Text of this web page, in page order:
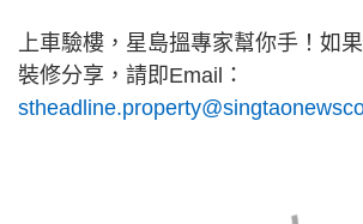
上車驗樓，星島搵專家幫你手！如
裝修分享，請即Email：